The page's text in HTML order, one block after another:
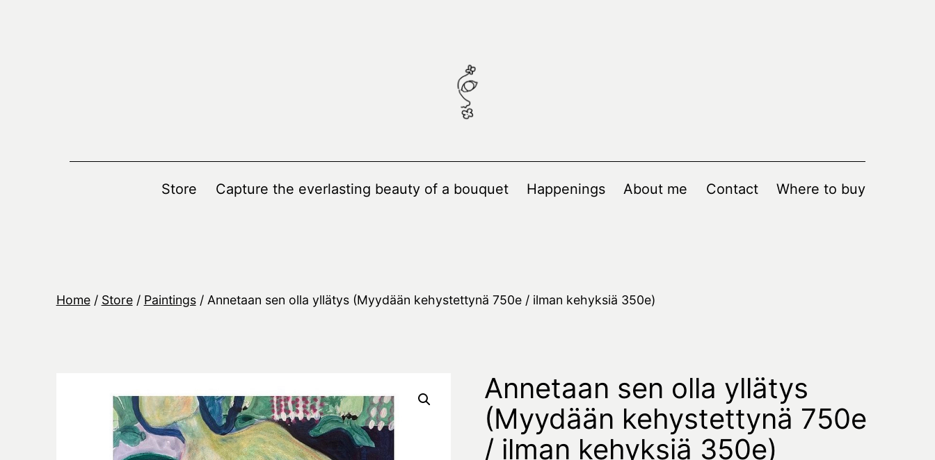
Store Capture the everlasting beauty of a bouquet Happenings About me Contact Where to buy
Home/ Store/ Paintings/ Annetaan sen olla yllätys (Myydään kehystettynä 750e / ilman kehyksiä 350e)
Annetaan sen olla yllätys
(Myydään kehystettynä 750e
/ ilman kehyksiä 350e)